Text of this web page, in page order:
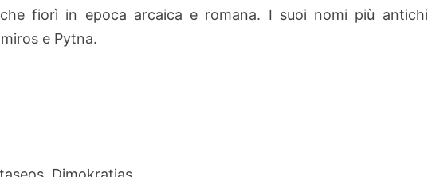
fiorì in epoca arcaica e romana. I suoi nomi più antichi
e Pytna.